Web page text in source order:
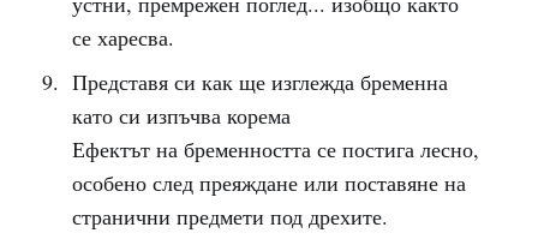
се харесва.
Представя си как ще изглежда бременна
като си изпъчва корема
Ефектът на бременността се постига лесно,
особено след преяждане или поставяне на
странични предмети под дрехите.